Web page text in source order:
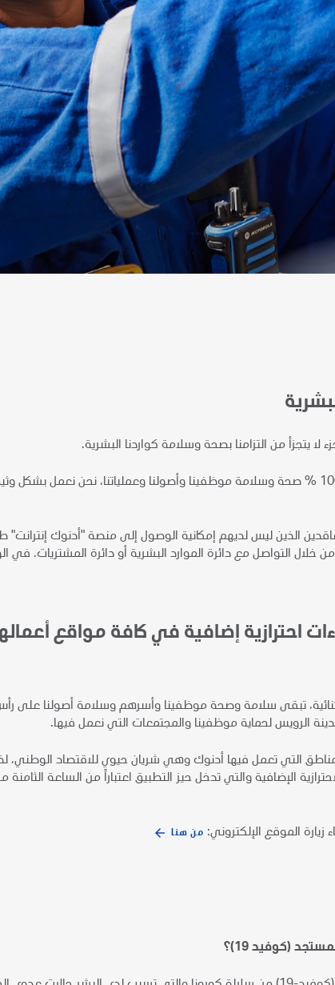
لا يتجزأ من التزامنا بصحة وسلامة كواردنا البشرية.
في إطار التزامنا بميثاق 100 % صحة وسلامة موظفينا وأصولنا وعملياتنا،
الذين ليس لديهم إمكانية الوصول إلى منصة "أدنوك إنترانت"
احترازية إضافية في كافة مواقع
تبقى سلامة وصحة موظفينا وأسرهم وسلامة أصولنا على رأس
الرويس لحماية موظفينا والمجتمعات التي نعمل فيها.
التي تعمل فيها أدنوك وهي شريان حيوي للاقتصاد الوطني،
زيارة الموقع الإلكتروني: من هنا
(كوفيد 19)؟